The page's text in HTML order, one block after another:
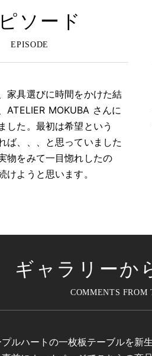
ソード
家具選びに時間をかけた結
ATELIER MOKUBA さんに
した。最初は希望という
ば、、、と思っていました
物をみて一目惚れしたの
けようと思います。
ギャラリーか
ルハートの一枚板テーブルを新